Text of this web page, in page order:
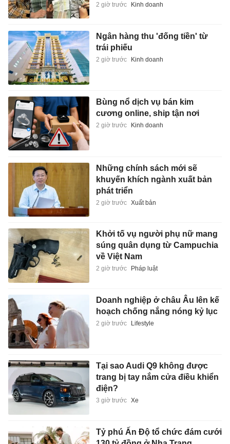
2 giờ trước Kinh doanh
Ngân hàng thu 'đống tiền' từ
trái phiếu
2 giờ trước Kinh doanh
Bùng nổ dịch vụ bán kim
cương online, ship tận nơi
2 giờ trước Kinh doanh
Những chính sách mới sẽ
khuyến khích ngành xuất bản
phát triển
2 giờ trước Xuất bản
Khởi tố vụ người phụ nữ mang
súng quân dụng từ Campuchia
về Việt Nam
2 giờ trước Pháp luật
Doanh nghiệp ở châu Âu lên kế
hoạch chống nắng nóng kỷ lục
2 giờ trước Lifestyle
Tại sao Audi Q9 không được
trang bị tay nắm cửa điều khiển
điện?
3 giờ trước Xe
Tỷ phú Ấn Độ tổ chức đám cưới